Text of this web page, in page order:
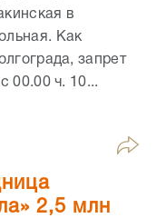
в
Как
запрет
00.00 ч. 10...
2,5 млн